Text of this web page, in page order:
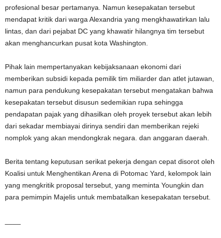
profesional besar pertamanya. Namun kesepakatan tersebut
mendapat kritik dari warga Alexandria yang mengkhawatirkan lalu
lintas, dan dari pejabat DC yang khawatir hilangnya tim tersebut
akan menghancurkan pusat kota Washington.
Pihak lain mempertanyakan kebijaksanaan ekonomi dari
memberikan subsidi kepada pemilik tim miliarder dan atlet jutawan,
namun para pendukung kesepakatan tersebut mengatakan bahwa
kesepakatan tersebut disusun sedemikian rupa sehingga
pendapatan pajak yang dihasilkan oleh proyek tersebut akan lebih
dari sekadar membiayai dirinya sendiri dan memberikan rejeki
nomplok yang akan mendongkrak negara. dan anggaran daerah.
Berita tentang keputusan serikat pekerja dengan cepat disorot oleh
Koalisi untuk Menghentikan Arena di Potomac Yard, kelompok lain
yang mengkritik proposal tersebut, yang meminta Youngkin dan
para pemimpin Majelis untuk membatalkan kesepakatan tersebut.